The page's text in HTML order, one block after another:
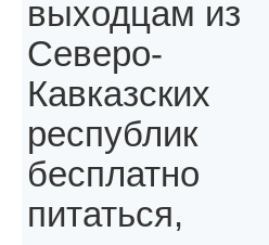
выходцам из
Северо-
Кавказских
республик
бесплатно
питаться,